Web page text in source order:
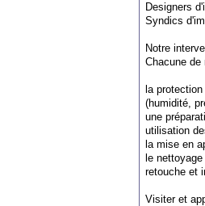
Designers
Syndics
Notre
Chacune de
la
(humidité,
une
utilisation
la mise en
le
retouche et
Visiter et